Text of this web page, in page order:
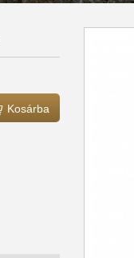
Kosárba